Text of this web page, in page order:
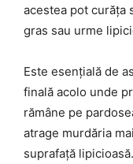
acestea pot curăța
gras sau urme
Este esențială de
finală acolo unde
rămâne pe
atrage murdăria
suprafață